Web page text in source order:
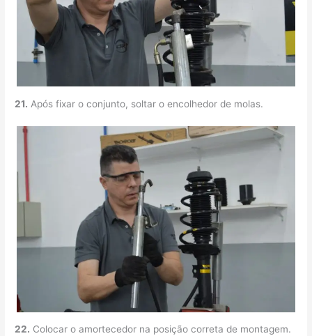
21. Após fixar o conjunto, soltar o encolhedor de molas.
22. Colocar o amortecedor na posição correta de montagem.